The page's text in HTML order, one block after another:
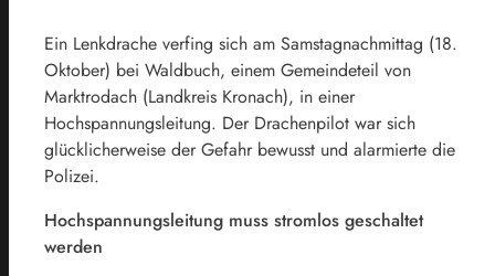
Ein Lenkdrache verfing sich am Samstagnachmittag (18.
Oktober) bei Waldbuch, einem Gemeindeteil von
Marktrodach (Landkreis Kronach), in einer
Hochspannungsleitung. Der Drachenpilot war sich
glücklicherweise der Gefahr bewusst und alarmierte die
Polizei.
Hochspannungsleitung muss stromlos geschaltet
werden